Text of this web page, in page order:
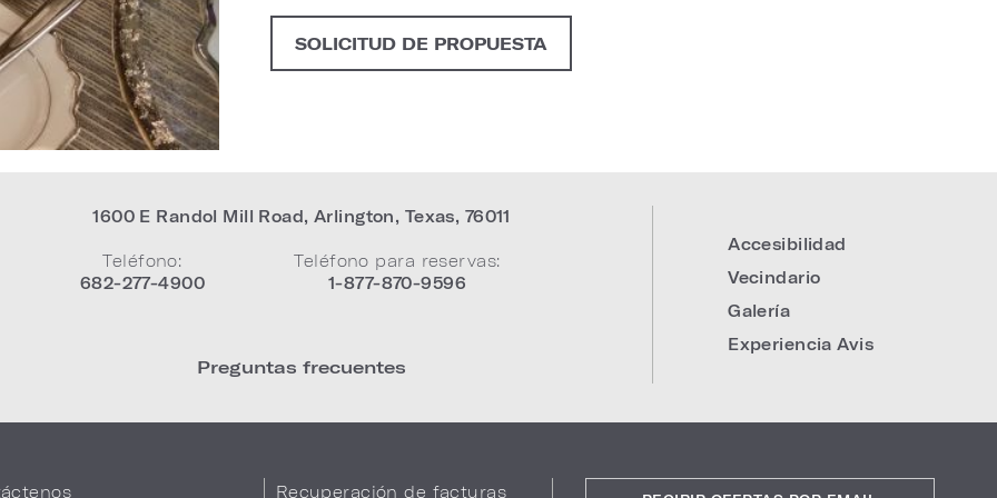
SOLICITUD DE PROPUESTA
1600 E Randol Mill Road, Arlington, Texas, 76011
Teléfono:
682-277-4900
Teléfono para reservas:
1-877-870-9596
Preguntas frecuentes
Accesibilidad
Vecindario
Galería
Experiencia Avis
Recuperación de facturas